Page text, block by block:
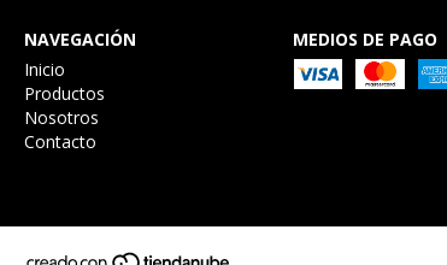
NAVEGACIÓN
Inicio
Productos
Nosotros
Contacto
MEDIOS DE PAGO